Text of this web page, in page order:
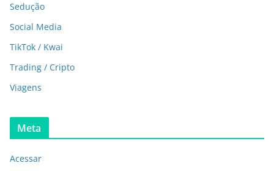
Sedução
Social Media
TikTok / Kwai
Trading / Cripto
Viagens
Meta
Acessar